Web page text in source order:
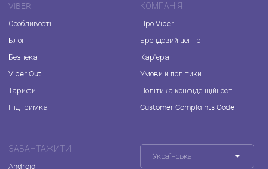
VIBER
Особливості
Блог
Безпека
Viber Out
Тарифи
Підтримка
КОМПАНІЯ
Про Viber
Брендовий центр
Кар'єра
Умови й політики
Політика конфіденційності
Customer Complaints Code
ЗАВАНТАЖИТИ
Android
Українська